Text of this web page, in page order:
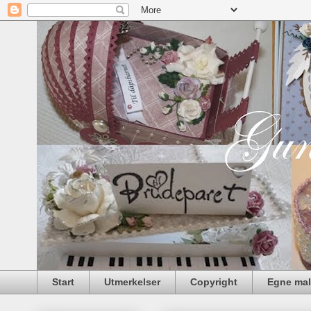
Start Utmerkelser Copyright Egne